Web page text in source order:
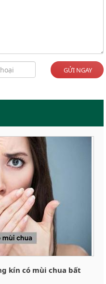
GỬI NGAY
kín có mùi chua bất